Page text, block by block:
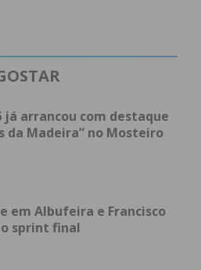
para a
como espaço de
do amor de Deus, em
No fim da
das famílias,
já arrancou com destaque
da Madeira” no Mosteiro
em Albufeira e Francisco
sprint final